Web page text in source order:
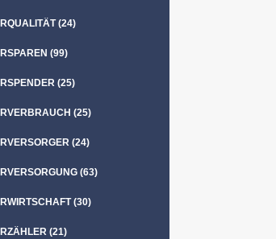
(24)
(99)
(25)
(25)
(24)
(63)
(30)
(21)